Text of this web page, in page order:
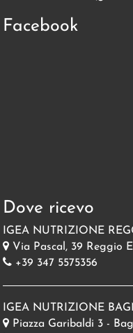
Facebook
Dove ricevo
IGEA NUTRIZIONE
Via Pascal, 39 Reggio
+39 347 5575356
IGEA NUTRIZIONE
Piazza Garibaldi 3 -